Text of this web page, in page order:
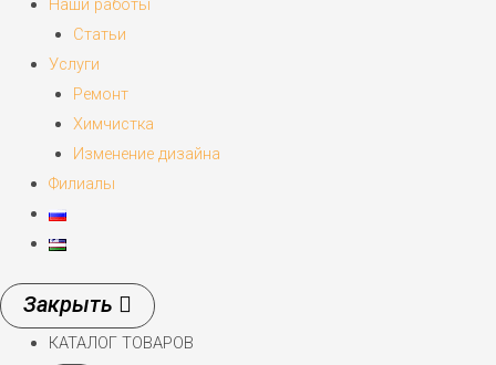
Наши работы
Статьи
Услуги
Ремонт
Химчистка
Изменение дизайна
Филиалы
КАТАЛОГ ТОВАРОВ